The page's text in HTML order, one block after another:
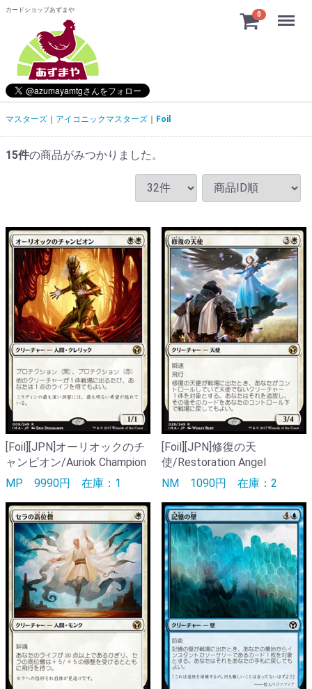
カードショップあずまや
0 Menu
マスターズ アイコニックマスターズ Foil
15件の商品がみつかりました。
[Foil][JPN]オーリオックのチ
ャンピオン/Auriok Champion
MP 9990円 在庫：1
[Foil][JPN]修復の天
使/Restoration Angel
NM 1090円 在庫：2